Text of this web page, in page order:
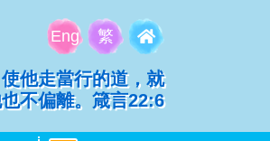
Eng 繁
他走當行的道，就
不偏離。箴言22:6